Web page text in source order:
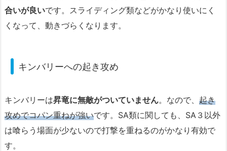
合いが良いです。スライディング類などがかなり使いにく
くなって、動きづらくなります。
キンバリーへの起き攻め
キンバリーは昇竜に無敵がついていません。なので、 起き
攻めでコパン重ねが強いです。SA類に関しても、SA３以外
は喰らう場面が少ないので打撃を重ねるのがかなり有効で
す。